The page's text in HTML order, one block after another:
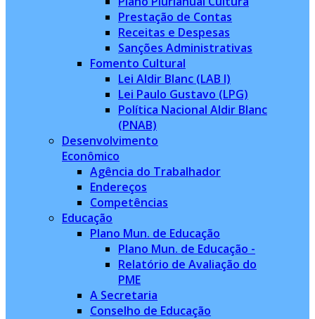
Prestação de Contas
Receitas e Despesas
Sanções Administrativas
Fomento Cultural
Lei Aldir Blanc (LAB I)
Lei Paulo Gustavo (LPG)
Política Nacional Aldir Blanc
(PNAB)
Desenvolvimento
Econômico
Agência do Trabalhador
Endereços
Competências
Educação
Plano Mun. de Educação
Plano Mun. de Educação -
Relatório de Avaliação do
PME
A Secretaria
Conselho de Educação